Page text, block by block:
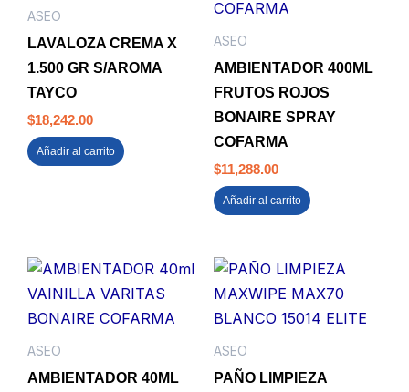
ASEO
LAVALOZA CREMA X
1.500 GR S/AROMA
TAYCO
$18,242.00
Añadir al carrito
ASEO
AMBIENTADOR 400ML
FRUTOS ROJOS
BONAIRE SPRAY
COFARMA
$11,288.00
Añadir al carrito
ASEO
AMBIENTADOR 40ML
ASEO
PAÑO LIMPIEZA